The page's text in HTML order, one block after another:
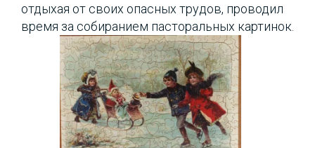
отдыхая от своих опасных трудов, проводил
время за собиранием пасторальных картинок.